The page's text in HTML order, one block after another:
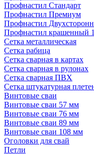
Профнастил Стандарт
Профнастил Премиум
Профнастил
Профнастил крашенный 1
Сетка металлическая
Сетка рабица
Сетка сварная в картах
Сетка сварная в рулонах
Сетка сварная ПВХ
Сетка штукатурная
Винтовые сваи
Винтовые сваи 57 мм
Винтовые сваи 76 мм
Винтовые сваи 89 мм
Винтовые сваи 108 мм
Оголовки для свай
Петли